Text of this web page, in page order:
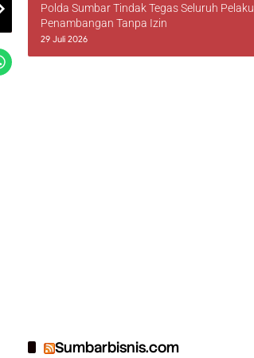
Polda Sumbar Tindak Tegas Seluruh Pelaku
Penambangan Tanpa Izin
29 Juli 2026
Sumbarbisnis.com